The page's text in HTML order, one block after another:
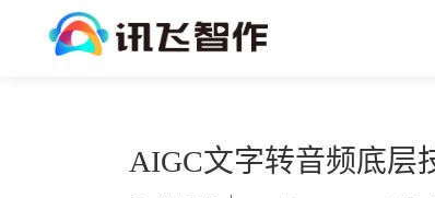
AIGC文字转音频底层